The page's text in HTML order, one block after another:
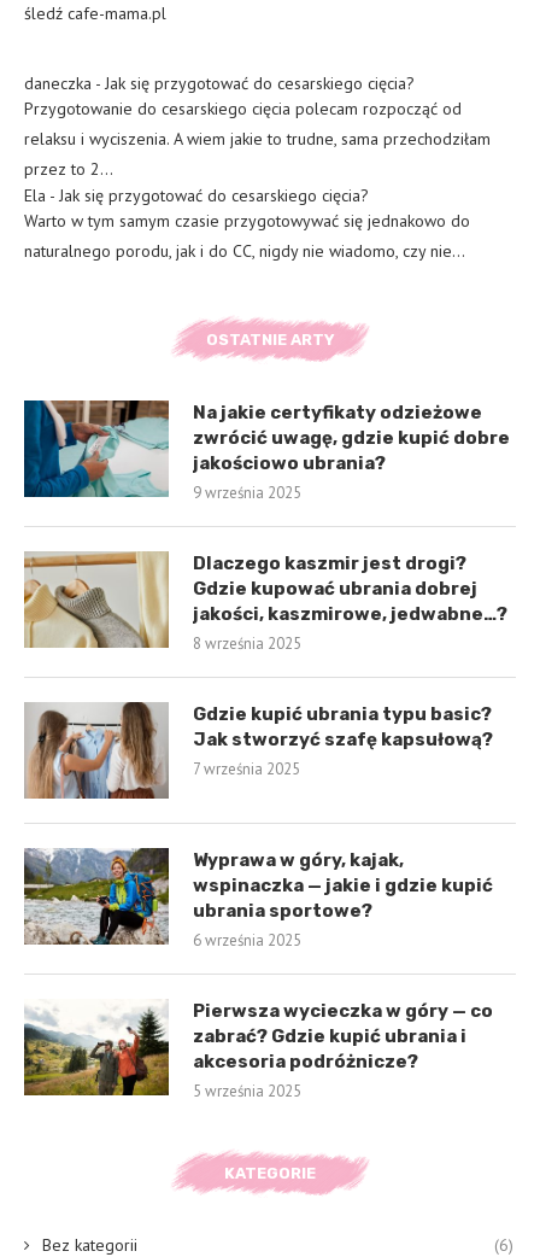
śledź cafe-mama.pl
daneczka - Jak się przygotować do cesarskiego cięcia?
Przygotowanie do cesarskiego cięcia polecam rozpocząć od
relaksu i wyciszenia. A wiem jakie to trudne, sama przechodziłam
przez to 2…
Ela - Jak się przygotować do cesarskiego cięcia?
Warto w tym samym czasie przygotowywać się jednakowo do
naturalnego porodu, jak i do CC, nigdy nie wiadomo, czy nie…
OSTATNIE ARTY
Na jakie certyfikaty odzieżowe
zwrócić uwagę, gdzie kupić dobre
jakościowo ubrania?
9 września 2025
Dlaczego kaszmir jest drogi?
Gdzie kupować ubrania dobrej
jakości, kaszmirowe, jedwabne…?
8 września 2025
Gdzie kupić ubrania typu basic?
Jak stworzyć szafę kapsułową?
7 września 2025
Wyprawa w góry, kajak,
wspinaczka — jakie i gdzie kupić
ubrania sportowe?
6 września 2025
Pierwsza wycieczka w góry — co
zabrać? Gdzie kupić ubrania i
akcesoria podróżnicze?
5 września 2025
KATEGORIE
Bez kategorii (6)